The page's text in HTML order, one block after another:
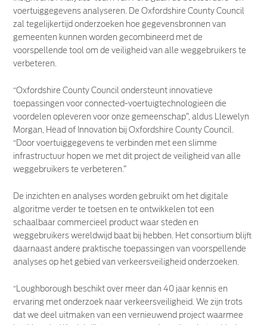
voertuiggegevens analyseren. De Oxfordshire County Council
zal tegelijkertijd onderzoeken hoe gegevensbronnen van
gemeenten kunnen worden gecombineerd met de
voorspellende tool om de veiligheid van alle weggebruikers te
verbeteren.
“Oxfordshire County Council ondersteunt innovatieve
toepassingen voor connected-voertuigtechnologieën die
voordelen opleveren voor onze gemeenschap”, aldus Llewelyn
Morgan, Head of Innovation bij Oxfordshire County Council.
“Door voertuiggegevens te verbinden met een slimme
infrastructuur hopen we met dit project de veiligheid van alle
weggebruikers te verbeteren.”
De inzichten en analyses worden gebruikt om het digitale
algoritme verder te toetsen en te ontwikkelen tot een
schaalbaar commercieel product waar steden en
weggebruikers wereldwijd baat bij hebben. Het consortium blijft
daarnaast andere praktische toepassingen van voorspellende
analyses op het gebied van verkeersveiligheid onderzoeken.
“Loughborough beschikt over meer dan 40 jaar kennis en
ervaring met onderzoek naar verkeersveiligheid. We zijn trots
dat we deel uitmaken van een vernieuwend project waarmee